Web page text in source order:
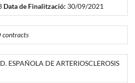
Data de Finalització: 30/09/2021
contracts
ESPAÑOLA DE ARTERIOSCLEROSIS